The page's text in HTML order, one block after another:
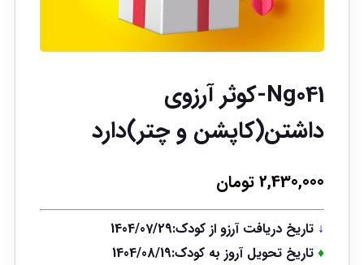
Ng041-کوثر آرزوی
داشتن(کاپشن و چتر)دارد
2,430,000تومان
↓ تاریخ دریافت آرزو از کودک:1404/07/29
♦تاریخ تحویل آروز به کودک:1404/08/19